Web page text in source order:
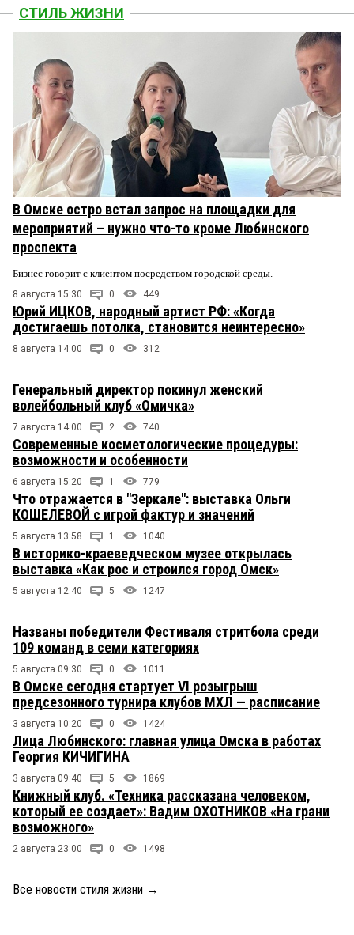
СТИЛЬ ЖИЗНИ
В Омске остро встал запрос на площадки для
мероприятий – нужно что-то кроме Любинского
проспекта
Бизнес говорит с клиентом посредством городской среды.
8 августа 15:30 0 449
Юрий ИЦКОВ, народный артист РФ: «Когда
достигаешь потолка, становится неинтересно»
8 августа 14:00 0 312
Генеральный директор покинул женский
волейбольный клуб «Омичка»
7 августа 14:00 2 740
Современные косметологические процедуры:
возможности и особенности
6 августа 15:20 1 779
Что отражается в "Зеркале": выставка Ольги
КОШЕЛЕВОЙ с игрой фактур и значений
5 августа 13:58 1 1040
В историко-краеведческом музее открылась
выставка «Как рос и строился город Омск»
5 августа 12:40 5 1247
Названы победители Фестиваля стритбола среди
109 команд в семи категориях
5 августа 09:30 0 1011
В Омске сегодня стартует VI розыгрыш
предсезонного турнира клубов МХЛ — расписание
3 августа 10:20 0 1424
Лица Любинского: главная улица Омска в работах
Георгия КИЧИГИНА
3 августа 09:40 5 1869
Книжный клуб. «Техника рассказана человеком,
который ее создает»: Вадим ОХОТНИКОВ «На грани
возможного»
2 августа 23:00 0 1498
Все новости стиля жизни →